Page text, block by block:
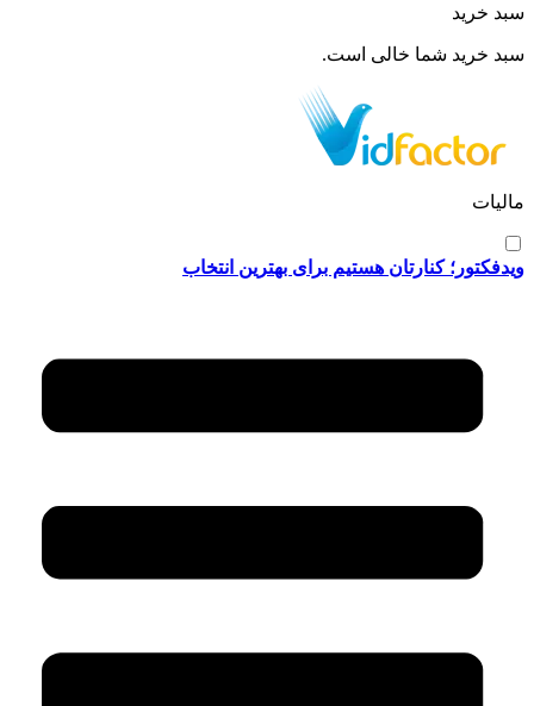
سبد خرید
سبد خرید شما خالی است.
مالیات
ویدفکتور؛ کنارتان هستیم برای بهترین انتخاب